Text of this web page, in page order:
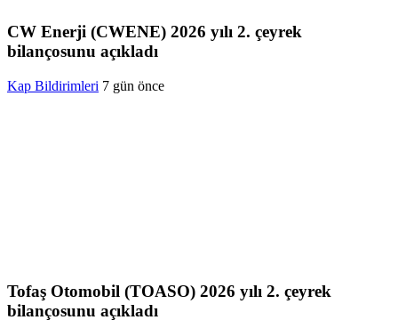
CW Enerji (CWENE) 2026 yılı 2. çeyrek
bilançosunu açıkladı
Kap Bildirimleri 7 gün önce
Tofaş Otomobil (TOASO) 2026 yılı 2. çeyrek
bilançosunu açıkladı